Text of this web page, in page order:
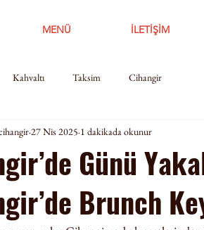
MENÜ İLETİŞİM
Kahvaltı Taksim Cihangir
Günü
Brunch
27 Nis 2025 1 dakikada okunur